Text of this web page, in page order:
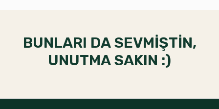
BUNLARI DA SEVMİŞTİN,
UNUTMA SAKIN :)